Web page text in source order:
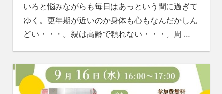
いろと悩みながらも毎日はあっという間に過ぎて
ゆく。更年期が近いのか身体も心もなんだかしん
どい・・・。親は高齢で頼れない・・・。周 …